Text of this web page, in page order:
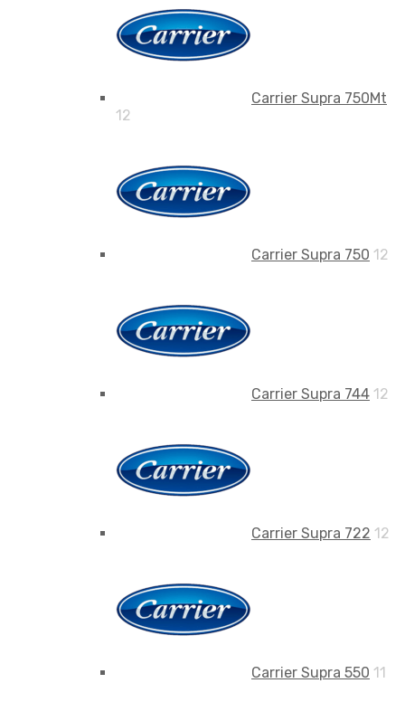
Carrier Supra 750Mt
12
Carrier Supra 750 12
Carrier Supra 744 12
Carrier Supra 722 12
Carrier Supra 550 11